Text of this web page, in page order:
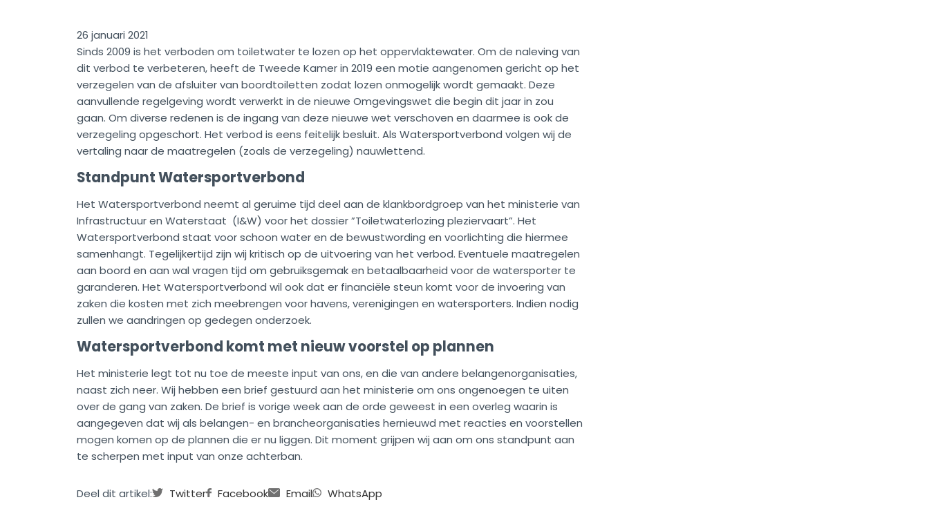
26 januari 2021
Sinds 2009 is het verboden om toiletwater te lozen op het oppervlaktewater. Om de naleving van
dit verbod te verbeteren, heeft de Tweede Kamer in 2019 een motie aangenomen gericht op het
verzegelen van de afsluiter van boordtoiletten zodat lozen onmogelijk wordt gemaakt. Deze
aanvullende regelgeving wordt verwerkt in de nieuwe Omgevingswet die begin dit jaar in zou
gaan. Om diverse redenen is de ingang van deze nieuwe wet verschoven en daarmee is ook de
verzegeling opgeschort. Het verbod is eens feitelijk besluit. Als Watersportverbond volgen wij de
vertaling naar de maatregelen (zoals de verzegeling) nauwlettend.
Standpunt Watersportverbond
Het Watersportverbond neemt al geruime tijd deel aan de klankbordgroep van het ministerie van
Infrastructuur en Waterstaat (I&W) voor het dossier ”Toiletwaterlozing pleziervaart”. Het
Watersportverbond staat voor schoon water en de bewustwording en voorlichting die hiermee
samenhangt. Tegelijkertijd zijn wij kritisch op de uitvoering van het verbod. Eventuele maatregelen
aan boord en aan wal vragen tijd om gebruiksgemak en betaalbaarheid voor de watersporter te
garanderen. Het Watersportverbond wil ook dat er financiële steun komt voor de invoering van
zaken die kosten met zich meebrengen voor havens, verenigingen en watersporters. Indien nodig
zullen we aandringen op gedegen onderzoek.
Watersportverbond komt met nieuw voorstel op plannen
Het ministerie legt tot nu toe de meeste input van ons, en die van andere belangenorganisaties,
naast zich neer. Wij hebben een brief gestuurd aan het ministerie om ons ongenoegen te uiten
over de gang van zaken. De brief is vorige week aan de orde geweest in een overleg waarin is
aangegeven dat wij als belangen- en brancheorganisaties hernieuwd met reacties en voorstellen
mogen komen op de plannen die er nu liggen. Dit moment grijpen wij aan om ons standpunt aan
te scherpen met input van onze achterban.
Deel dit artikel: Twitter Facebook Email WhatsApp